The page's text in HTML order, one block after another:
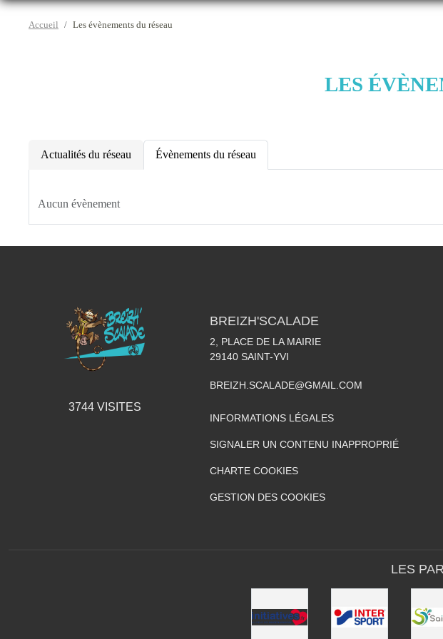
Accueil Les évènements du réseau
LES
Actualités du réseau Évènements du réseau
Aucun évènement
3744 VISITES
BREIZH'SCALADE
2, PLACE DE LA MAIRIE
29140 SAINT-YVI
BREIZH.SCALADE@GMAIL.COM
INFORMATIONS LÉGALES
SIGNALER UN CONTENU INAPPROPRIÉ
CHARTE COOKIES
GESTION DES COOKIES
LES